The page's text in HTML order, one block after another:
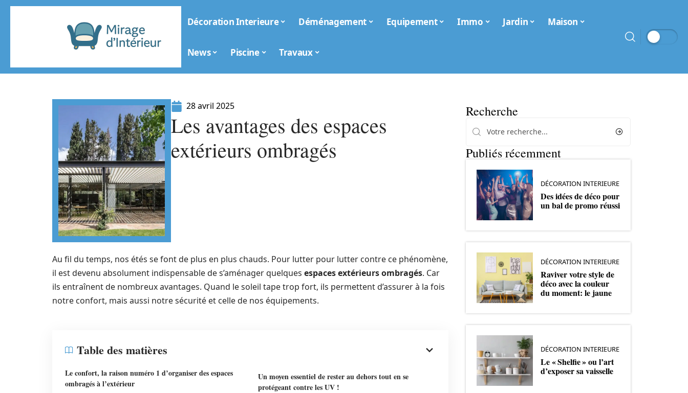
Décoration Interieure Déménagement Equipement Immo Jardin Maison
News Piscine Travaux
28 avril 2025
Les avantages des espaces
extérieurs ombragés
Au fil du temps, nos étés se font de plus en plus chauds. Pour lutter pour lutter contre ce phénomène,
il est devenu absolument indispensable de s’aménager quelques espaces extérieurs ombragés. Car
ils entraînent de nombreux avantages. Quand le soleil tape trop fort, ils permettent d’assurer à la fois
notre confort, mais aussi notre sécurité et celle de nos équipements.
Table des matières
Le confort, la raison numéro 1 d’organiser des espaces
ombragés à l’extérieur
Un moyen essentiel de rester au dehors tout en se
protégeant contre les UV !
Recherche
Publiés récemment
DÉCORATION INTERIEURE
Des idées de déco pour
un bal de promo réussi
DÉCORATION INTERIEURE
Raviver votre style de
déco avec la couleur
du moment: le jaune
DÉCORATION INTERIEURE
Le « Shelfie » ou l’art
d’exposer sa vaisselle